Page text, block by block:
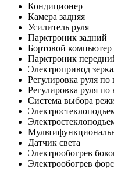
Кондиционер
Камера задняя
Усилитель руля
Парктроник задний
Бортовой компьютер
Парктроник
Электропривод
Регулировка руля по
Регулировка руля по
Система выбора
Датчик света
Электрообогрев
Электрообогрев